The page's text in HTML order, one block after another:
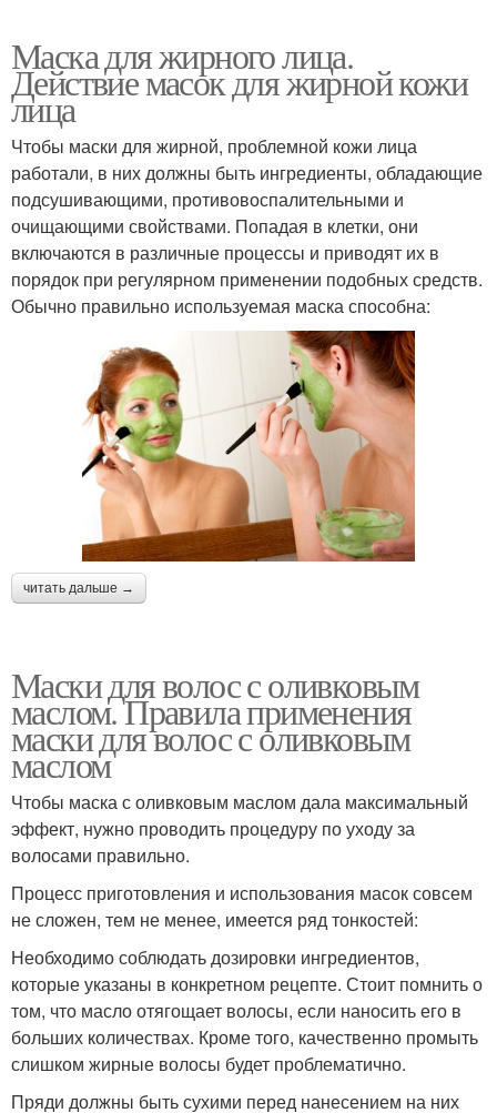
Маска для жирного лица.
Действие масок для жирной кожи
лица
Чтобы маски для жирной, проблемной кожи лица
работали, в них должны быть ингредиенты, обладающие
подсушивающими, противовоспалительными и
очищающими свойствами. Попадая в клетки, они
включаются в различные процессы и приводят их в
порядок при регулярном применении подобных средств.
Обычно правильно используемая маска способна:
читать дальше →
Маски для волос с оливковым
маслом. Правила применения
маски для волос с оливковым
маслом
Чтобы маска с оливковым маслом дала максимальный
эффект, нужно проводить процедуру по уходу за
волосами правильно.
Процесс приготовления и использования масок совсем
не сложен, тем не менее, имеется ряд тонкостей:
Необходимо соблюдать дозировки ингредиентов,
которые указаны в конкретном рецепте. Стоит помнить о
том, что масло отягощает волосы, если наносить его в
больших количествах. Кроме того, качественно промыть
слишком жирные волосы будет проблематично.
Пряди должны быть сухими перед нанесением на них